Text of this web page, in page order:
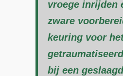
vroege inrijden
zware
keuring voor
bij een